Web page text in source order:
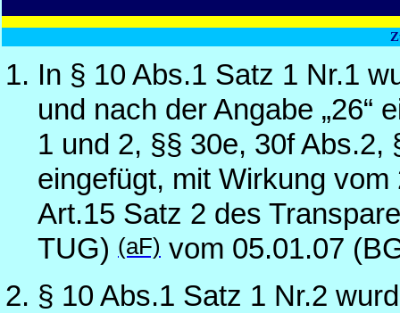
In § 10 Abs.1 Satz 1 Nr.1
und nach der Angabe „26“
1 und 2, §§ 30e, 30f Abs.2,
eingefügt, mit Wirkung
Art.15 Satz 2 des
TUG) (aF) vom 05.01.07
§ 10 Abs.1 Satz 1 Nr.2